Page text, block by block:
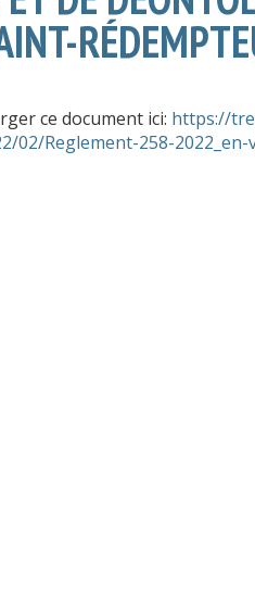
ce document ici: https://
02/Reglement-258-